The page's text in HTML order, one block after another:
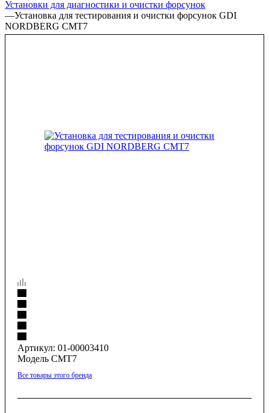
Установки для диагностики и очистки форсунок
—Установка для тестирования и очистки форсунок GDI
NORDBERG CMT7
Артикул: 01-00003410
Модель CMT7
Все товары этого бренда